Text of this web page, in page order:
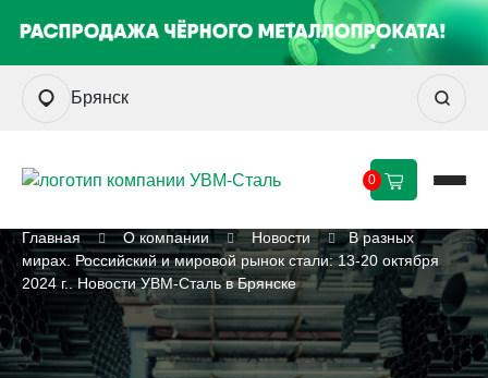
Брянск
0
Главная О компании Новости
В разных
мирах. Российский и мировой рынок стали: 13-20 октября
2024 г.. Новости УВМ-Сталь в Брянске